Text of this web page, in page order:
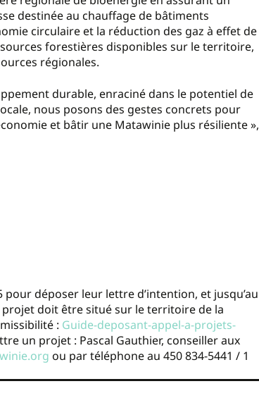
destinée au chauffage de bâtiments
circulaire et la réduction des gaz à effet de
forestières disponibles sur le territoire,
régionales.
durable, enraciné dans le potentiel de
nous posons des gestes concrets pour
et bâtir une Matawinie plus résiliente »,
déposer leur lettre d’intention, et jusqu’au
doit être situé sur le territoire de la
: Guide-deposant-appel-a-projets-
un projet : Pascal Gauthier, conseiller aux
ou par téléphone au 450 834-5441 / 1